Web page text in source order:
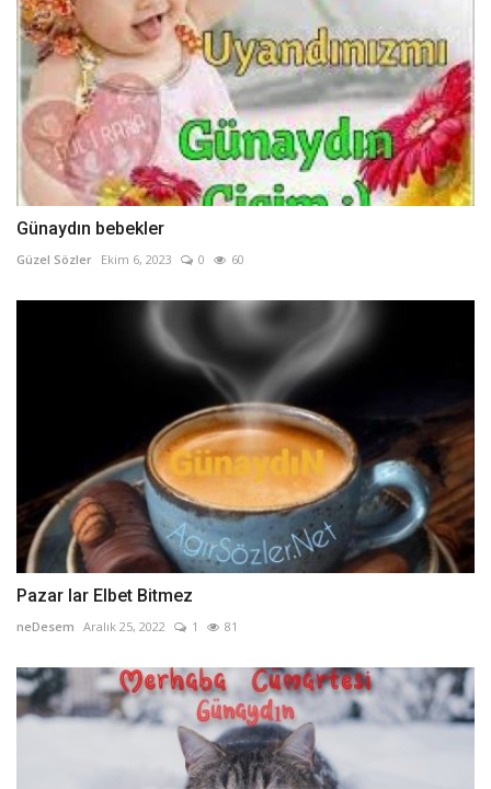
Günaydın bebekler
Güzel Sözler Ekim 6, 2023 0 60
Pazar lar Elbet Bitmez
neDesem Aralık 25, 2022 1 81